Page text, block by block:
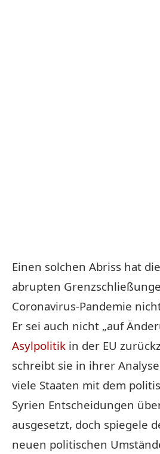
Einen solchen Abriss hat
abrupten
Coronavirus-Pandemie
Er sei auch nicht „auf
Asylpolitik in der EU
schreibt sie in ihrer
viele Staaten mit dem
Syrien Entscheidungen
ausgesetzt, doch spiegele
neuen politischen